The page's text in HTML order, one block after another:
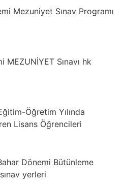
Mezuniyet Sınav Programı
MEZUNİYET Sınavı hk
Öğretim Yılında
Lisans Öğrencileri
Dönemi Bütünleme
yerleri